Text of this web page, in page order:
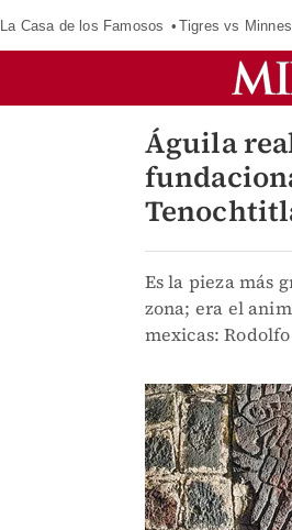
La Casa de los Famosos Tigres vs
Águila
Es la pieza más
zona; era el
mexicas: